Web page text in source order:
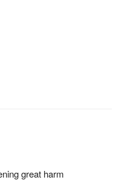
great harm